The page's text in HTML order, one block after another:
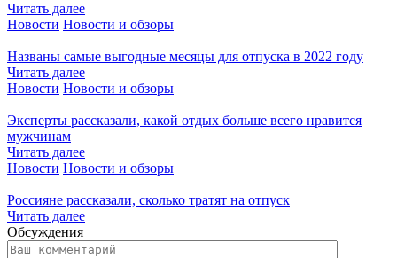
Читать далее
Новости Новости и обзоры
Названы самые выгодные месяцы для отпуска в 2022 году
Читать далее
Новости Новости и обзоры
Эксперты рассказали, какой отдых больше всего нравится
мужчинам
Читать далее
Новости Новости и обзоры
Россияне рассказали, сколько тратят на отпуск
Читать далее
Обсуждения